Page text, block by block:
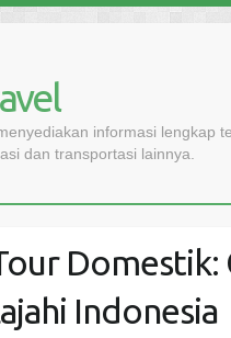
informasi lengkap
dan transportasi lainnya.
Domestik:
Indonesia